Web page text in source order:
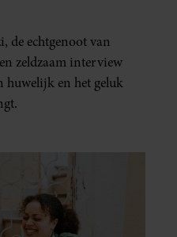
de echtgenoot van
zeldzaam interview
huwelijk en het geluk